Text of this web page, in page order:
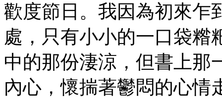
歡度節日。我因為初來乍
處，只有小小的一口袋糌
中的那份淒涼，但書上那
內心，懷揣著鬱悶的心情